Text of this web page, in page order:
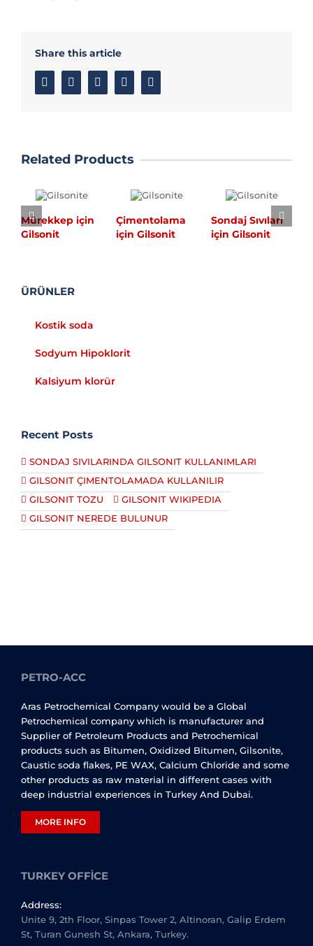
Share this article
FacebookTwitter LinkedinGoogle+
Related Products
Mürekkep için
Gilsonit
Çimentolama
için Gilsonit
Sondaj Sıvıları
için Gilsonit
ÜRÜNLER
Kostik soda
Sodyum Hipoklorit
Kalsiyum klorür
Recent Posts
SONDAJ SIVILARINDA GILSONIT KULLANIMLARI
GILSONIT ÇIMENTOLAMADA KULLANILIR
GILSONIT TOZU
GILSONIT WIKIPEDIA
GILSONIT NEREDE BULUNUR
PETRO-ACC
Aras Petrochemical Company would be a Global
Petrochemical company which is manufacturer and
Supplier of Petroleum Products and Petrochemical
products such as Bitumen, Oxidized Bitumen, Gilsonite,
Caustic soda flakes, PE WAX, Calcium Chloride and some
other products as raw material in different cases with
deep industrial experiences in Turkey And Dubai.
MORE INFO
TURKEY OFFICE
Address:
Unite 9, 2th Floor, Sinpas Tower 2, Altinoran, Galip Erdem
St, Turan Gunesh St, Ankara, Turkey.